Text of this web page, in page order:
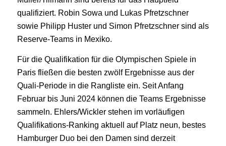
qualifiziert. Robin Sowa und Lukas Pfretzschner
sowie Philipp Huster und Simon Pfretzschner sind als
Reserve-Teams in Mexiko.
Für die Qualifikation für die Olympischen Spiele in
Paris fließen die besten zwölf Ergebnisse aus der
Quali-Periode in die Rangliste ein. Seit Anfang
Februar bis Juni 2024 können die Teams Ergebnisse
sammeln. Ehlers/Wickler stehen im vorläufigen
Qualifikations-Ranking aktuell auf Platz neun, bestes
Hamburger Duo bei den Damen sind derzeit